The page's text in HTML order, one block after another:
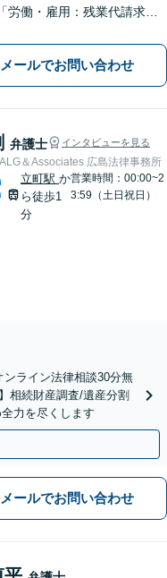
労働・雇用：残業代請求、
」「不動産：不動産を相続
放棄すべきか冷静に判断で
ポートいたします」【広島
メールでお問い合わせ
弁護士 インタビューを見る
＆Associates 広島法律事務所
立町駅か
ら徒歩1
分
営業時間：00:00~2
3:59（土日祝日）
ンライン法律相談30分無
相続財産調査/遺産分割
力を尽くします
メールでお問い合わせ